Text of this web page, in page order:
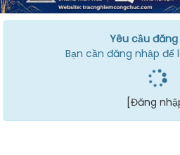
Yêu cầu
Bạn cần đăng nhập để
[Đăng